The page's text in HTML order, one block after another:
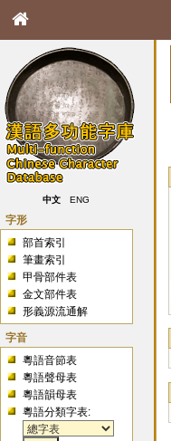
中文 ENG
字形
部首索引
筆畫索引
甲骨部件表
金文部件表
形義源流通解
字音
粵語音節表
粵語聲母表
粵語韻母表
粵語分類字表: